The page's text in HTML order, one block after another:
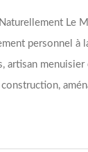
Le
personnel à
artisan